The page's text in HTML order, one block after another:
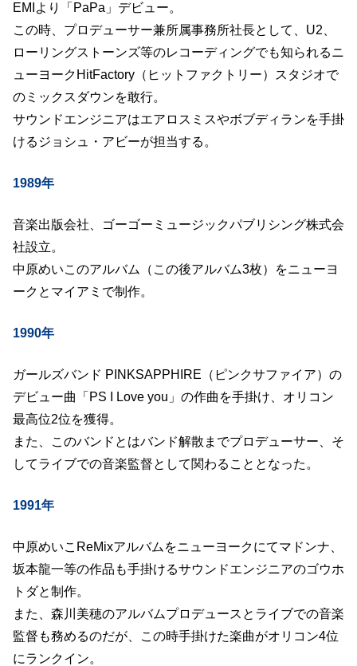
EMIより「PaPa」デビュー。
この時、プロデューサー兼所属事務所社長として、U2、
ローリングストーンズ等のレコーディングでも知られるニ
ューヨークHitFactory（ヒットファクトリー）スタジオで
のミックスダウンを敢行。
サウンドエンジニアはエアロスミスやボブディランを手掛
けるジョシュ・アビーが担当する。
1989年
音楽出版会社、ゴーゴーミュージックパブリシング株式会
社設立。
中原めいこのアルバム（この後アルバム3枚）をニューヨ
ークとマイアミで制作。
1990年
ガールズバンド PINKSAPPHIRE（ピンクサファイア）の
デビュー曲「PS I Love you」の作曲を手掛け、オリコン
最高位2位を獲得。
また、このバンドとはバンド解散までプロデューサー、そ
してライブでの音楽監督として関わることとなった。
1991年
中原めいこReMixアルバムをニューヨークにてマドンナ、
坂本龍一等の作品も手掛けるサウンドエンジニアのゴウホ
トダと制作。
また、森川美穂のアルバムプロデュースとライブでの音楽
監督も務めるのだが、この時手掛けた楽曲がオリコン4位
にランクイン。